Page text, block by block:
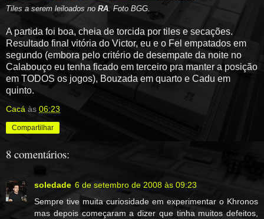
Tiles a serem leiloados no RA. Foto BGG.
A partida foi boa, cheia de torcida por tiles e secações.
Resultado final vitória do Victor, eu e o Fel empatados em
segundo (embora pelo critério de desempate da noite no
Calabouço eu tenha ficado em terceiro pra manter a posição
em TODOS os jogos), Bouzada em quarto e Cadu em
quinto.
Cacá às 06:23
Compartilhar
8 comentários:
soledade 6 de setembro de 2008 às 09:23
Sempre tive muita curiosidade em experimentar o Khronos
mas depois começaram a dizer que tinha muitos defeitos,